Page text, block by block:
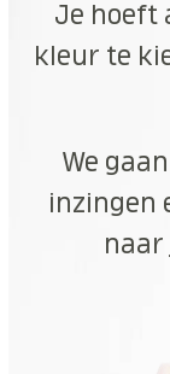
Je hoeft
kleur te
We
inzingen
naar